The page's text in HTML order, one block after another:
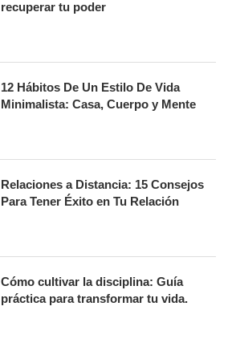
recuperar tu poder
12 Hábitos De Un Estilo De Vida
Minimalista: Casa, Cuerpo y Mente
Relaciones a Distancia: 15 Consejos
Para Tener Éxito en Tu Relación
Cómo cultivar la disciplina: Guía
práctica para transformar tu vida.